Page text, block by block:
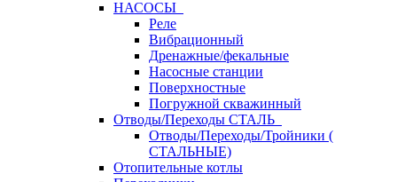
НАСОСЫ
Реле
Вибрационный
Дренажные/фекальные
Насосные станции
Поверхностные
Погружной скважинный
Отводы/Переходы СТАЛЬ
Отводы/Переходы/Тройники (
СТАЛЬНЫЕ)
Отопительные котлы